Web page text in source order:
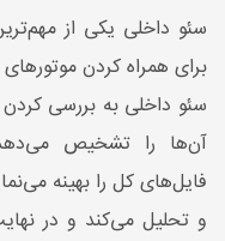
سئو داخلی یکی از
برای همراه کردن
سئو داخلی به بررسی
آن‌ها را تشخیص
فایل‌های کل را بهینه
و تحلیل می‌کند و در